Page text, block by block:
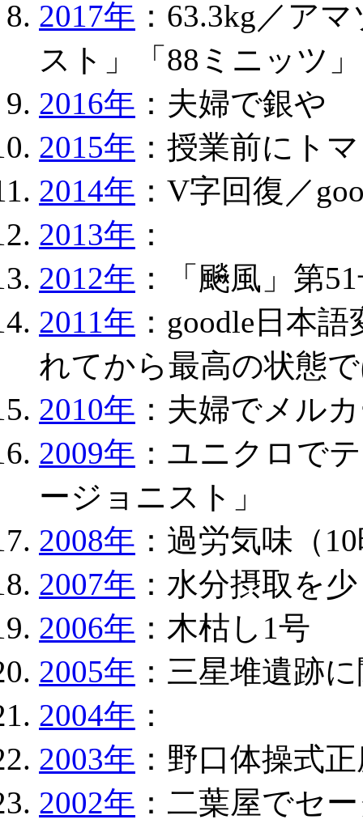
2017年 ：63.3kg／ア
スト」「88ミニッツ」
2016年 ：夫婦で銀や
2015年 ：授業前にト
2014年 ：V字回復／
2013年 ：
2012年 ：「飈風」第
2011年 ：goodle日本
れてから最高の状態
2010年 ：夫婦でメル
2009年 ：ユニクロで
ージョニスト」
2008年 ：過労気味（
2007年 ：水分摂取を
2006年 ：木枯し1号
2005年 ：三星堆遺跡
2004年 ：
2003年 ：野口体操式
2002年 ：二葉屋でセ